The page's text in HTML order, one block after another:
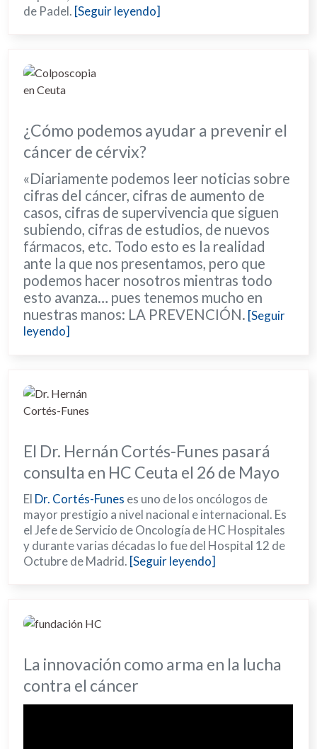
de Padel. [Seguir leyendo]
¿Cómo podemos ayudar a prevenir el
cáncer de cérvix?
«Diariamente podemos leer noticias sobre
cifras del cáncer, cifras de aumento de
casos, cifras de supervivencia que siguen
subiendo, cifras de estudios, de nuevos
fármacos, etc. Todo esto es la realidad
ante la que nos presentamos, pero que
podemos hacer nosotros mientras todo
esto avanza… pues tenemos mucho en
nuestras manos: LA PREVENCIÓN. [Seguir
leyendo]
El Dr. Hernán Cortés-Funes pasará
consulta en HC Ceuta el 26 de Mayo
El Dr. Cortés-Funes es uno de los oncólogos de
mayor prestigio a nivel nacional e internacional. Es
el Jefe de Servicio de Oncología de HC Hospitales
y durante varias décadas lo fue del Hospital 12 de
Octubre de Madrid. [Seguir leyendo]
La innovación como arma en la lucha
contra el cáncer